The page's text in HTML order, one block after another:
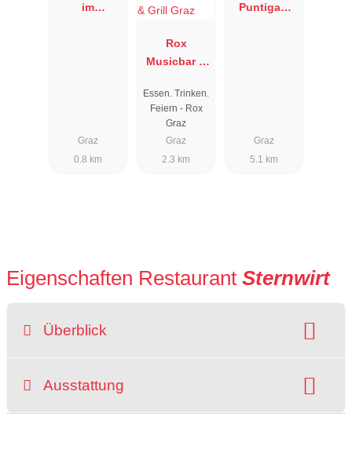
im
Graz
0.8 km
Rox
Musicbar &
Essen. Trinken.
Feiern - Rox
Graz
Graz
2.3 km
Puntigam
Graz
5.1 km
Eigenschaften Restaurant Sternwirt
Überblick
Ausstattung